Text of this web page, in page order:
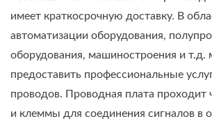
имеет краткосрочную доставку. В
автоматизации оборудования,
оборудования, машиностроения и
предоставить профессиональные
проводов. Проводная плата проходит
и клеммы для соединения сигналов в